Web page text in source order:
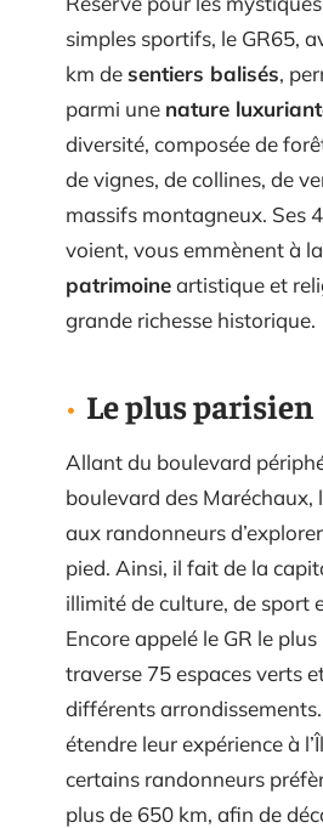
simples sportifs, le GR65,
km desentiers balisés,
parmi une nature
diversité, composée de
de vignes, de collines, de
massifs montagneux. Ses
voient, vous emmènent à
patrimoineartistique et
grande richesse historique.
Le plus parisien
Allant du boulevard
boulevard des Maréchaux,
aux randonneurs
pied. Ainsi, il fait de la
illimité de culture, de sport
Encore appelé le GR le
traverse 75 espaces verts
différents
étendre leur expérience à
certains randonneurs
plus de 650 km, afin de